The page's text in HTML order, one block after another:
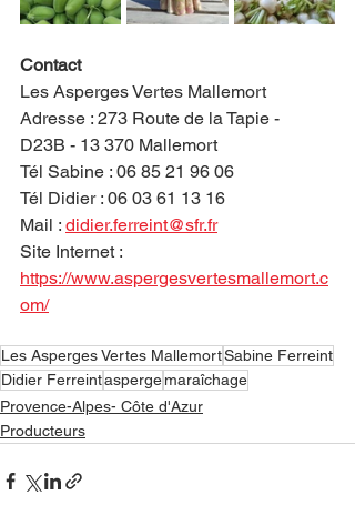
Contact
Les Asperges Vertes Mallemort
Adresse : 273 Route de la Tapie -
D23B - 13 370 Mallemort
Tél Sabine : 06 85 21 96 06
Tél Didier : 06 03 61 13 16
Mail : didier.ferreint@sfr.fr
Site Internet :
https://www.aspergesvertesmallemort.c
om/
Les Asperges Vertes MallemortSabine Ferreint
Didier Ferreintaspergemaraîchage
Provence-Alpes- Côte d'Azur
Producteurs